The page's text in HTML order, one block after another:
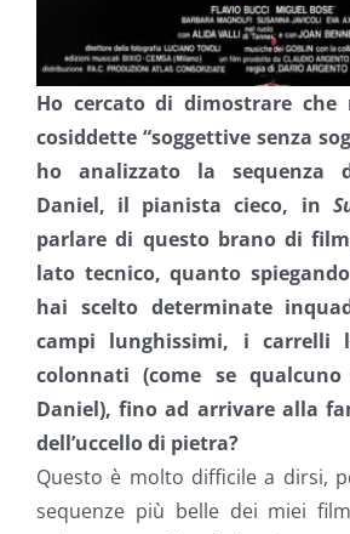
Ho cercato di dimostrare che
cosiddette “soggettive senza
ho analizzato la sequenza
Daniel, il pianista cieco, in
parlare di questo brano di
lato tecnico, quanto
hai scelto determinate
campi lunghissimi, i carrelli
colonnati (come se qualcuno
Daniel), fino ad arrivare alla
dell’uccello di pietra?
Questo è molto difficile a dirsi,
sequenze più belle dei miei